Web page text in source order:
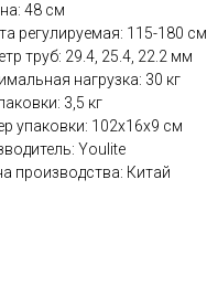
48 см
регулируемая: 115-180 см
труб: 29.4, 25.4, 22.2 мм
нагрузка: 30 кг
3,5 кг
упаковки: 102х16х9 см
Youlite
производства: Китай